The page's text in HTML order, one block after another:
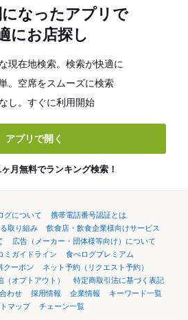
なったアプリで
にお店探し
現在地検索。検索が快適に
。空席をスムーズに検索
し。すぐに利用開始
アプリで開く
月無料でランキング検索！
グについて
携帯電話番号認証とは
取り組み
飲食店・飲食企業様向けサービス
広告（メーカー・団体様等向け）について
ミガイドライン
食べログプレミアム
クーポン
ネット予約（リクエスト予約）
（オプトアウト）
特定商取引法に基づく表記
わせ 採用情報 企業情報
キーワード一覧
マップ
チェーン一覧